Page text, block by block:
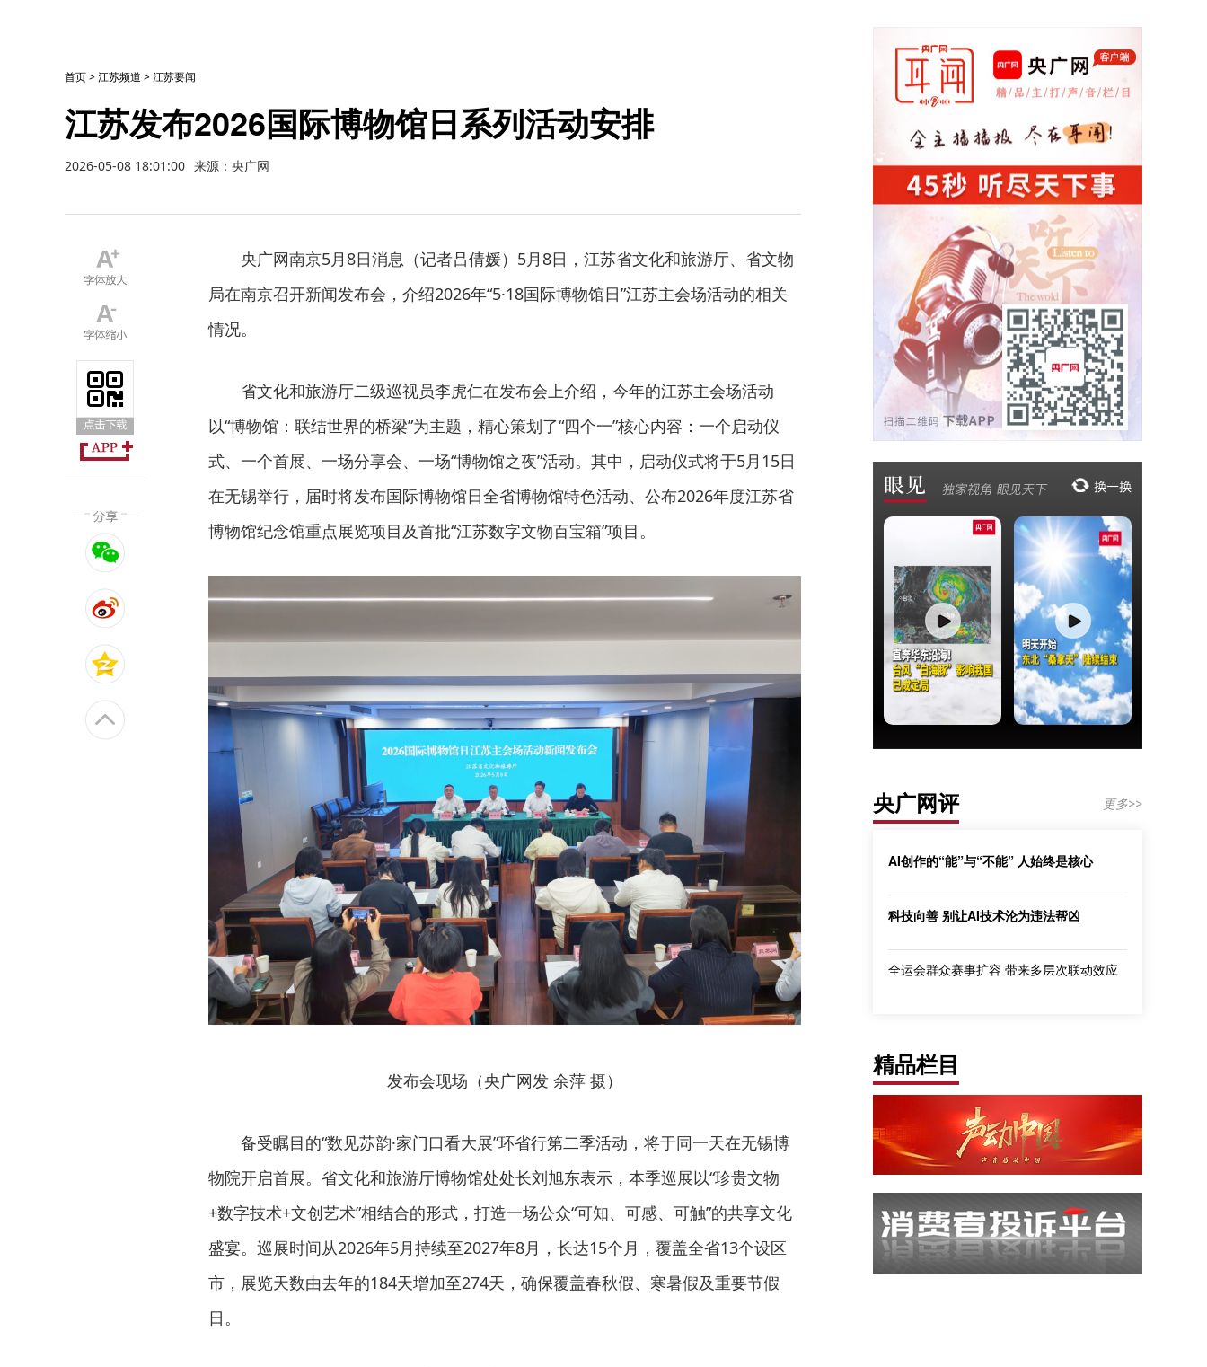
首页>江苏频道 >江苏要闻
江苏发布2026国际博物馆日系列活动安排
2026-05-08 18:01:00 来源：央广网
央广网南京5月8日消息（记者吕倩媛）5月8日，江苏省文化和旅游厅、省文物
局在南京召开新闻发布会，介绍2026年“5·18国际博物馆日”江苏主会场活动的相关
情况。
省文化和旅游厅二级巡视员李虎仁在发布会上介绍，今年的江苏主会场活动
以“博物馆：联结世界的桥梁”为主题，精心策划了“四个一”核心内容：一个启动仪
式、一个首展、一场分享会、一场“博物馆之夜”活动。其中，启动仪式将于5月15日
在无锡举行，届时将发布国际博物馆日全省博物馆特色活动、公布2026年度江苏省
博物馆纪念馆重点展览项目及首批“江苏数字文物百宝箱”项目。
发布会现场（央广网发 余萍 摄）
备受瞩目的“数见苏韵·家门口看大展”环省行第二季活动，将于同一天在无锡博
物院开启首展。省文化和旅游厅博物馆处处长刘旭东表示，本季巡展以“珍贵文物
+数字技术+文创艺术”相结合的形式，打造一场公众“可知、可感、可触”的共享文化
盛宴。巡展时间从2026年5月持续至2027年8月，长达15个月，覆盖全省13个设区
市，展览天数由去年的184天增加至274天，确保覆盖春秋假、寒暑假及重要节假
日。
央广网评 更多>>
AI创作的“能”与“不能” 人始终是核心
科技向善 别让AI技术沦为违法帮凶
全运会群众赛事扩容 带来多层次联动效应
精品栏目